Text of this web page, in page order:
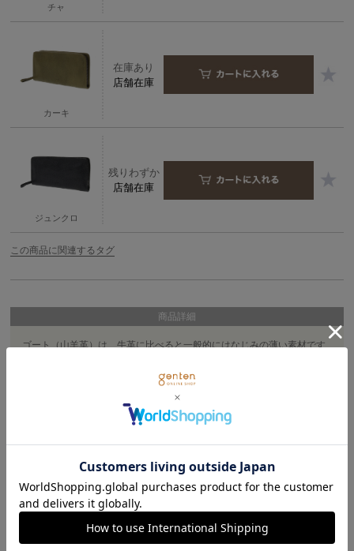
チャ
カーキ
在庫あり
店舗在庫
ジュンクロ
残りわずか
店舗在庫
この商品に関連するタグ
商品詳細
ゴート（山羊革）は、牛革に比べると一般的にはなじみの薄い素材です
ゴートの魅力は、軽くて丈夫なこと。薄い革ですが、繊維質が緊密で弾
力があるため、銀面（革の表面）の強度があります。それでいて、しな
やか。さらに雨染みにも強く、扱いやすい革ですので、幅広い年代のお
ムラ染めをしたあとに、革の表面にメノウなどの石をあてて磨き上げ、
うひと手間をかけています。
<取り扱いの注意・お手入れ方法>
くだけでキズやシミが付きにくいのが特徴です。
山羊革：アメダス○ デリケートクリーム○